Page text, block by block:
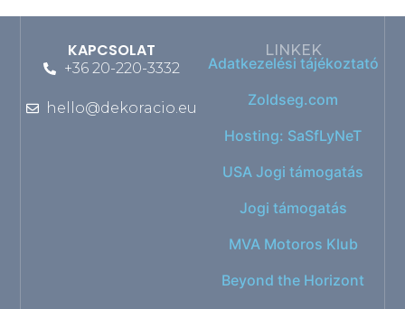
KAPCSOLAT
+36 20-220-3332
hello@dekoracio.eu
LINKEK
Adatkezelési tájékoztató
Zoldseg.com
Hosting: SaSfLyNeT
USA Jogi támogatás
Jogi támogatás
MVA Motoros Klub
Beyond the Horizont